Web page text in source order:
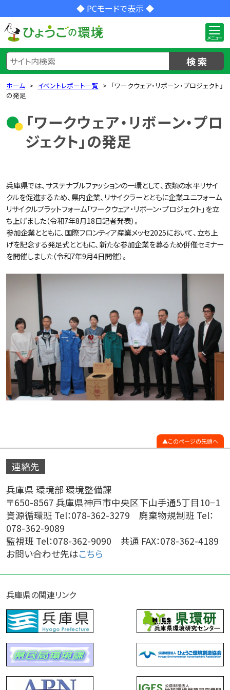
◆ PCモードで表示 ◆
検 索
ホーム イベントレポート一覧
「ワークウェア・リボーン・プロジェクト」
の発足
「ワークウェア・リボーン・プロ
ジェクト」の発足
兵庫県では、サステナブルファッションの一環として、衣類の水平リサイ
クルを促進するため、県内企業、リサイクラーとともに企業ユニフォーム
リサイクルプラットフォーム「ワークウェア・リボーン・プロジェクト」を立
ち上げました（令和7年8月18日記者発表）。
参加企業とともに、国際フロンティア産業メッセ2025において、立ち上
げを記念する発足式とともに、新たな参加企業を募るため併催セミナー
を開催しました（令和7年9月4日開催）。
このページの先頭へ
連絡先
兵庫県 環境部 環境整備課
〒650-8567 兵庫県神戸市中央区下山手通5丁目10−1
資源循環班 Tel：078-362-3279 廃棄物規制班 Tel：
078-362-9089
監視班 Tel：078-362-9090 共通 FAX：078-362-4189
お問い合わせ先はこちら
兵庫県の関連リンク